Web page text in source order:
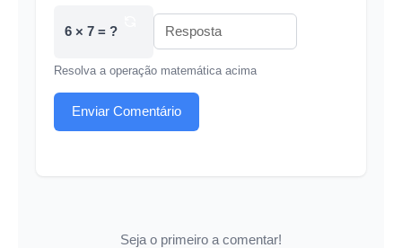
6 × 7 = ?
Resolva a operação matemática acima
Enviar Comentário
Seja o primeiro a comentar!